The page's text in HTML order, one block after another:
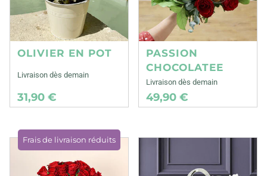
OLIVIER EN POT
Livraison dès demain
31,90 €
PASSION
CHOCOLATEE
Livraison dès demain
49,90 €
Frais de livraison réduits